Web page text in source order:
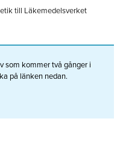
till Läkemedelsverket
som kommer två gånger i
på länken nedan.